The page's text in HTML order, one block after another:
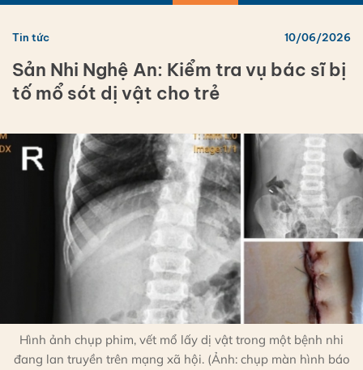
Tin tức 10/06/2026
Sản Nhi Nghệ An: Kiểm tra vụ bác sĩ bị
tố mổ sót dị vật cho trẻ
Hình ảnh chụp phim, vết mổ lấy dị vật trong một bệnh nhi
đang lan truyền trên mạng xã hội. (Ảnh: chụp màn hình báo